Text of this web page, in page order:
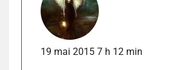
19 mai 2015 7 h 12 min